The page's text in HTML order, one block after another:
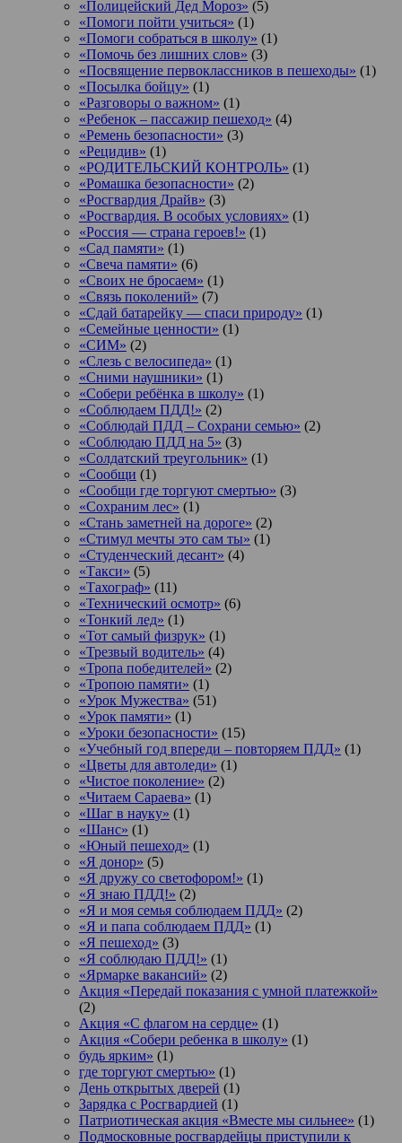
«Полицейский Дед Мороз» (5)
«Помоги пойти учиться» (1)
«Помоги собраться в школу» (1)
«Помочь без лишних слов» (3)
«Посвящение первоклассников в пешеходы» (1)
«Посылка бойцу» (1)
«Разговоры о важном» (1)
«Ребенок – пассажир пешеход» (4)
«Ремень безопасности» (3)
«Рецидив» (1)
«РОДИТЕЛЬСКИЙ КОНТРОЛЬ» (1)
«Ромашка безопасности» (2)
«Росгвардия Драйв» (3)
«Росгвардия. В особых условиях» (1)
«Россия — страна героев!» (1)
«Сад памяти» (1)
«Свеча памяти» (6)
«Своих не бросаем» (1)
«Связь поколений» (7)
«Сдай батарейку — спаси природу» (1)
«Семейные ценности» (1)
«СИМ» (2)
«Слезь с велосипеда» (1)
«Сними наушники» (1)
«Собери ребёнка в школу» (1)
«Соблюдаем ПДД!» (2)
«Соблюдай ПДД – Сохрани семью» (2)
«Соблюдаю ПДД на 5» (3)
«Солдатский треугольник» (1)
«Сообщи (1)
«Сообщи где торгуют смертью» (3)
«Сохраним лес» (1)
«Стань заметней на дороге» (2)
«Стимул мечты это сам ты» (1)
«Студенческий десант» (4)
«Такси» (5)
«Тахограф» (11)
«Технический осмотр» (6)
«Тонкий лед» (1)
«Тот самый физрук» (1)
«Трезвый водитель» (4)
«Тропа победителей» (2)
«Тропою памяти» (1)
«Урок Мужества» (51)
«Урок памяти» (1)
«Уроки безопасности» (15)
«Учебный год впереди – повторяем ПДД» (1)
«Цветы для автоледи» (1)
«Чистое поколение» (2)
«Читаем Сараева» (1)
«Шаг в науку» (1)
«Шанс» (1)
«Юный пешеход» (1)
«Я донор» (5)
«Я дружу со светофором!» (1)
«Я знаю ПДД!» (2)
«Я и моя семья соблюдаем ПДД» (2)
«Я и папа соблюдаем ПДД» (1)
«Я пешеход» (3)
«Я соблюдаю ПДД!» (1)
«Ярмарке вакансий» (2)
Акция «Передай показания с умной платежкой»
(2)
Акция «С флагом на сердце» (1)
Акция «Собери ребенка в школу» (1)
будь ярким» (1)
где торгуют смертью» (1)
День открытых дверей (1)
Зарядка с Росгвардией (1)
Патриотическая акция «Вместе мы сильнее» (1)
Подмосковные росгвардейцы приступили к